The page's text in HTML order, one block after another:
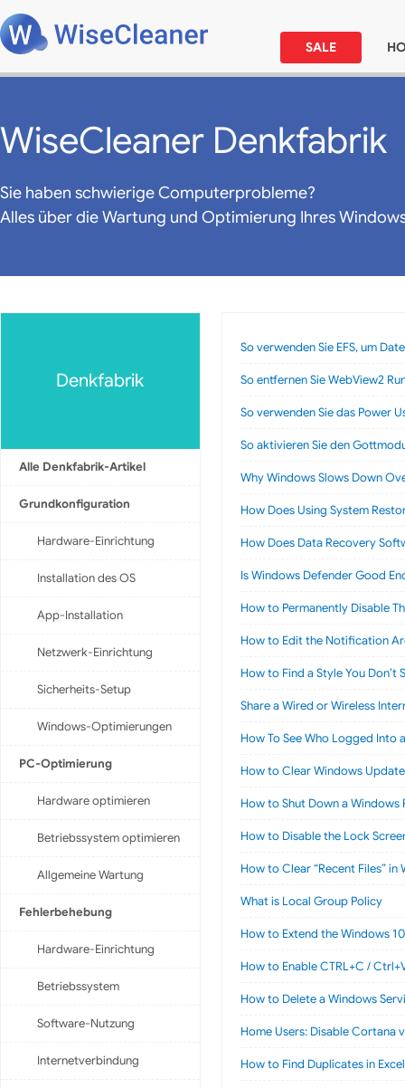
SALE
WiseCleaner Denkfabrik
Sie haben schwierige Computerprobleme?
Alles über die Wartung und Optimierung Ihres
Denkfabrik
Alle Denkfabrik-Artikel
Grundkonfiguration
Hardware-Einrichtung
Installation des OS
App-Installation
Netzwerk-Einrichtung
Sicherheits-Setup
Windows-Optimierungen
PC-Optimierung
Hardware optimieren
Betriebssystem optimieren
Allgemeine Wartung
Fehlerbehebung
Hardware-Einrichtung
Betriebssystem
Software-Nutzung
Internetverbindung
So verwenden Sie EFS, um
So entfernen Sie WebView2
So verwenden Sie das Power
So aktivieren Sie den
Why Windows Slows Down
How Does Using System
How Does Data Recovery
Is Windows Defender Good
How to Permanently Disable
How to Edit the Notification
How to Find a Style You
Share a Wired or Wireless
How To See Who Logged Into
How to Clear Windows
How to Shut Down a
How to Disable the Lock
How to Clear “Recent Files” in
What is Local Group Policy
How to Extend the Windows
How to Enable CTRL+C /
How to Delete a Windows
Home Users: Disable Cortana
How to Find Duplicates in Excel